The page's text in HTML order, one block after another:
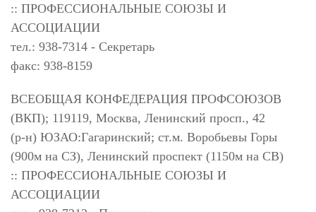
:: ПРОФЕССИОНАЛЬНЫЕ СОЮЗЫ И
АССОЦИАЦИИ
тел.: 938-7314 - Секретарь
факс: 938-8159
ВСЕОБЩАЯ КОНФЕДЕРАЦИЯ ПРОФСОЮЗОВ
(ВКП); 119119, Москва, Ленинский просп., 42
(р-н) ЮЗАО:Гагаринский; ст.м. Воробьевы Горы
(900м на СЗ), Ленинский проспект (1150м на СВ)
:: ПРОФЕССИОНАЛЬНЫЕ СОЮЗЫ И
АССОЦИАЦИИ